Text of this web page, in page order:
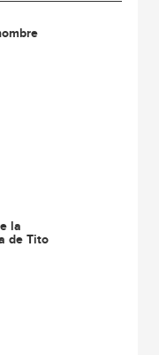
la
de Tito